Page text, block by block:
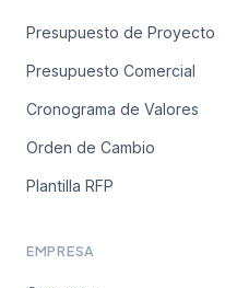
Presupuesto de Proyecto
Presupuesto Comercial
Cronograma de Valores
Orden de Cambio
Plantilla RFP
EMPRESA